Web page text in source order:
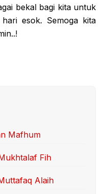
bekal bagi kita untuk
esok. Semoga kita
Mafhum
Fih
Alaih